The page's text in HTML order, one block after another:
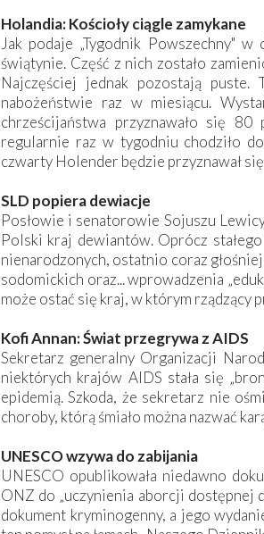
Holandia: Kościoły ciągle zamykane
Jak podaje „Tygodnik Powszechny"
świątynie. Część z nich zostało
Najczęściej jednak pozostają
nabożeństwie raz w miesiącu.
chrześcijaństwa przyznawało się
regularnie raz w tygodniu chodziło
czwarty Holender będzie przyznawał
SLD popiera dewiacje
Posłowie i senatorowie Sojuszu
Polski kraj dewiantów. Oprócz
nienarodzonych, ostatnio coraz
sodomickich oraz... wprowadzenia
może ostać się kraj, w którym rządzący
Kofi Annan: Świat przegrywa z AIDS
Sekretarz generalny Organizacji
niektórych krajów AIDS stała się
epidemią. Szkoda, że sekretarz nie
choroby, którą śmiało można nazwać
UNESCO wzywa do zabijania
UNESCO opublikowała niedawno
ONZ do „uczynienia aborcji dostępnej
dokument kryminogenny, a jego